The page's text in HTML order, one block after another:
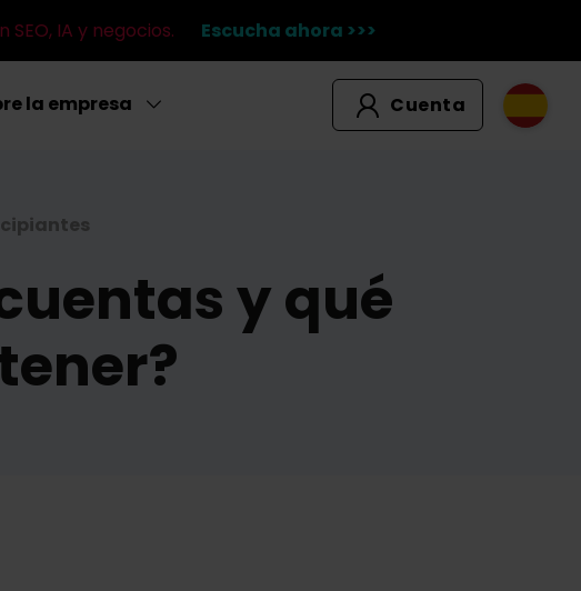
IA y negocios. Escucha ahora >>>
la empresa Cuenta
y qué